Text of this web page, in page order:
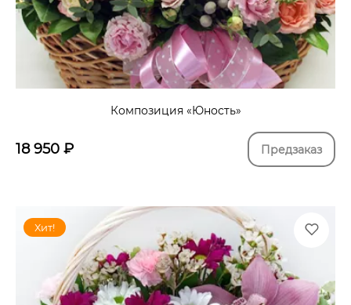
Композиция «Юность»
18 950 ₽ Предзаказ
Хит!